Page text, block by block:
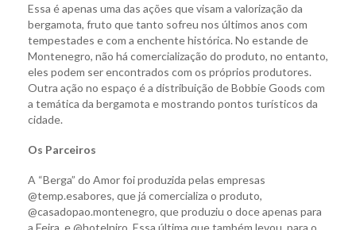
Essa é apenas uma das ações que visam a valorização da
bergamota, fruto que tanto sofreu nos últimos anos com
tempestades e com a enchente histórica. No estande de
Montenegro, não há comercialização do produto, no entanto,
eles podem ser encontrados com os próprios produtores.
Outra ação no espaço é a distribuição de Bobbie Goods com
a temática da bergamota e mostrando pontos turísticos da
cidade.
Os Parceiros
A “Berga” do Amor foi produzida pelas empresas
@temp.esabores, que já comercializa o produto,
@casadopao.montenegro, que produziu o doce apenas para
a Feira, e @hotelniro. Essa última que também levou, para o